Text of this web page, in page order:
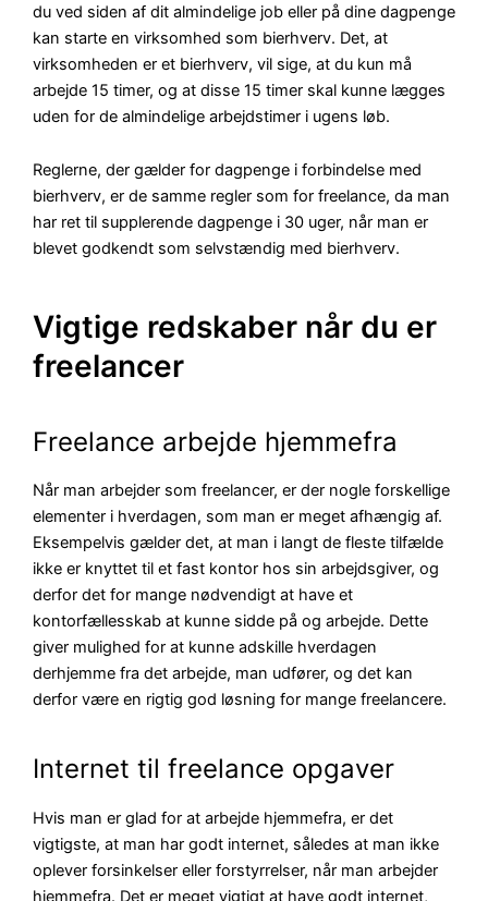
du ved siden af dit almindelige job eller på dine dagpenge
kan starte en virksomhed som bierhverv. Det, at
virksomheden er et bierhverv, vil sige, at du kun må
arbejde 15 timer, og at disse 15 timer skal kunne lægges
uden for de almindelige arbejdstimer i ugens løb.
Reglerne, der gælder for dagpenge i forbindelse med
bierhverv, er de samme regler som for freelance, da man
har ret til supplerende dagpenge i 30 uger, når man er
blevet godkendt som selvstændig med bierhverv.
Vigtige redskaber når du er
freelancer
Freelance arbejde hjemmefra
Når man arbejder som freelancer, er der nogle forskellige
elementer i hverdagen, som man er meget afhængig af.
Eksempelvis gælder det, at man i langt de fleste tilfælde
ikke er knyttet til et fast kontor hos sin arbejdsgiver, og
derfor det for mange nødvendigt at have et
kontorfællesskab at kunne sidde på og arbejde. Dette
giver mulighed for at kunne adskille hverdagen
derhjemme fra det arbejde, man udfører, og det kan
derfor være en rigtig god løsning for mange freelancere.
Internet til freelance opgaver
Hvis man er glad for at arbejde hjemmefra, er det
vigtigste, at man har godt internet, således at man ikke
oplever forsinkelser eller forstyrrelser, når man arbejder
hjemmefra. Det er meget vigtigt at have godt internet,